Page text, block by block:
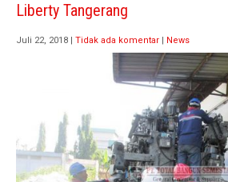
Liberty Tangerang
Juli 22, 2018 Tidak ada komentar News